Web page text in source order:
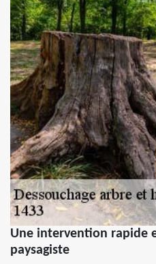
Une intervention rapide
paysagiste